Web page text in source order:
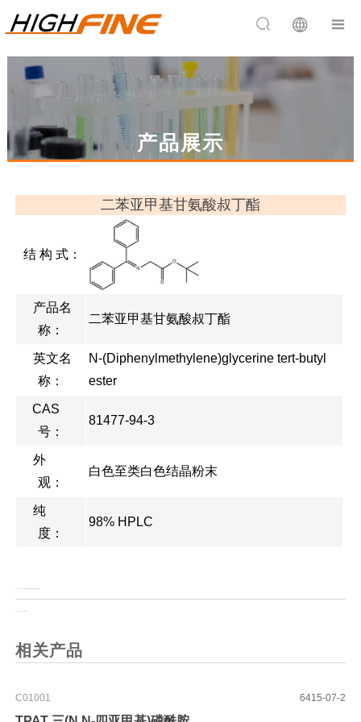
 
产品展示
二苯亚甲基甘氨酸叔丁酯
结 构 式：
产品名
称：
二苯亚甲基甘氨酸叔丁酯
英文名
称：
N-(Diphenylmethylene)glycerine tert-butyl
ester
CAS
号：
81477-94-3
外
观：
白色至类白色结晶粉末
纯
度：
98% HPLC
相关产品
C01001 6415-07-2